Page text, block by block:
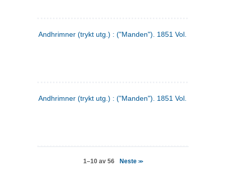
Andhrimner (trykt utg.) : ("Manden"). 1851 Vol. 2 Nr. 6
Andhrimner (trykt utg.) : ("Manden"). 1851 Vol. 1 Nr. 6
1–10 av 56 Neste>>